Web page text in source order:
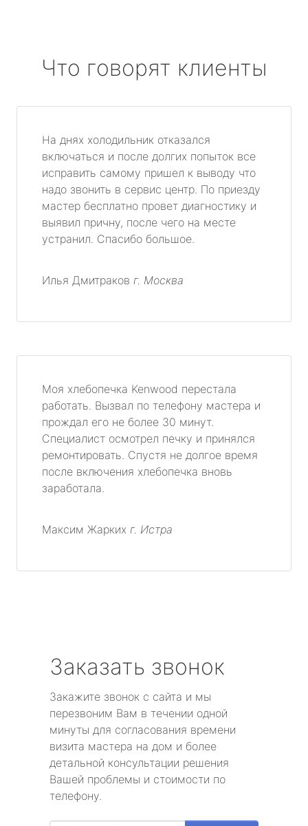
Что говорят клиенты
На днях холодильник отказался
включаться и после долгих попыток все
исправить самому пришел к выводу что
надо звонить в сервис центр. По приезду
мастер бесплатно провет диагностику и
выявил причну, после чего на месте
устранил. Спасибо большое.
Илья Дмитраков г. Москва
Моя хлебопечка Kenwood перестала
работать. Вызвал по телефону мастера и
прождал его не более 30 минут.
Специалист осмотрел печку и принялся
ремонтировать. Спустя не долгое время
после включения хлебопечка вновь
заработала.
Максим Жарких г. Истра
Заказать звонок
Закажите звонок с сайта и мы
перезвоним Вам в течении одной
минуты для согласования времени
визита мастера на дом и более
детальной консультации решения
Вашей проблемы и стоимости по
телефону.